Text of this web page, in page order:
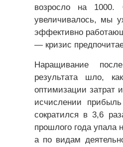
возросло на
увеличивалось, мы
эффективно
— кризис
Наращивание
результата шло,
оптимизации затрат
исчислении
сократился в 3,6
прошлого года упала
а по видам